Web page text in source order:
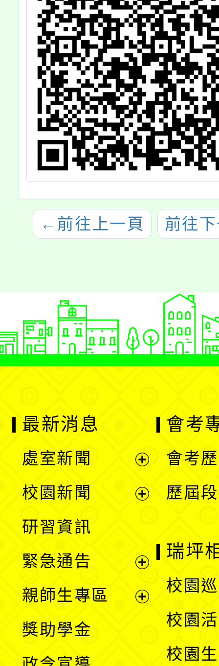
← 前往上一頁 前往
最新消息
處室新聞
單
校園新聞
選
單
研習資訊
緊急通告
親師生專區
獎助學金
會考
會考
歷屆
瑞坪
校園
校園
校園